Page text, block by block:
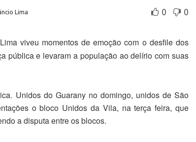
Lima 0 0
viveu momentos de emoção com o desfile dos
pública e levaram a população ao delírio com suas
Unidos do Guarany no domingo, unidos de São
o bloco Unidos da Vila, na terça feira, que
a disputa entre os blocos.